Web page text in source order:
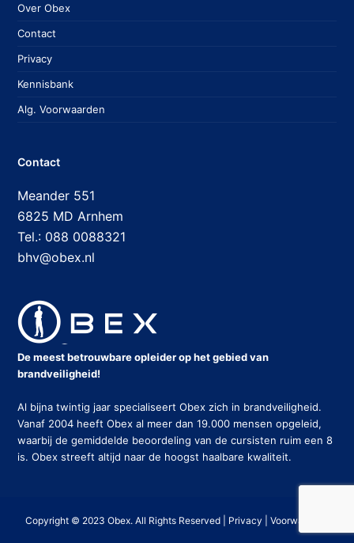
Over Obex
Contact
Privacy
Kennisbank
Alg. Voorwaarden
Contact
Meander 551
6825 MD Arnhem
Tel.: 088 0088321
bhv@obex.nl
De meest betrouwbare opleider op het gebied van
brandveiligheid!
Al bijna twintig jaar specialiseert Obex zich in brandveiligheid.
Vanaf 2004 heeft Obex al meer dan 19.000 mensen opgeleid,
waarbij de gemiddelde beoordeling van de cursisten ruim een 8
is. Obex streeft altijd naar de hoogst haalbare kwaliteit.
Copyright © 2023 Obex. All Rights Reserved | Privacy Voorwaarden